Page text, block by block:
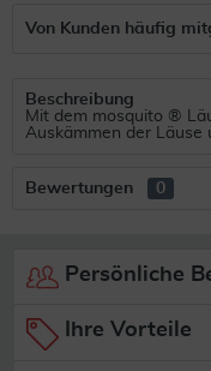
Von Kunden häufig
Beschreibung
Mit dem mosquito ®
Auskämmen der Läuse
Bewertungen 0
Persönliche
Ihre Vorteile